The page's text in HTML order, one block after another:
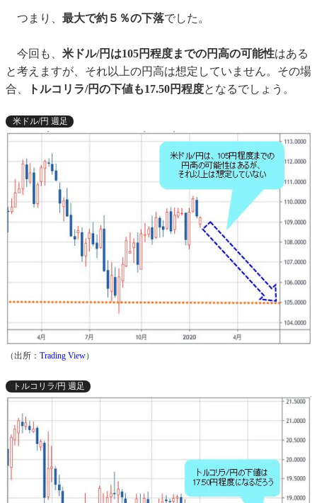
つまり、 最大で約５％の下落でした。
今回も、 米ドル/円は105円程度までの円高の可能性はある
と考えますが、それ以上の円高は想定していません。その場
合、
トルコリラ/円の下値も17.50円程度となるでしょう。
米ドル/円 週足
（出所： Trading View）
トルコリラ/円 週足